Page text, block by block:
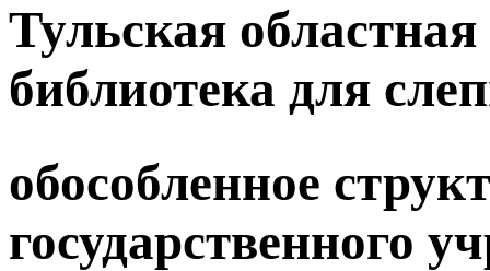
Тульская
библиотека для
обособленное
государственного